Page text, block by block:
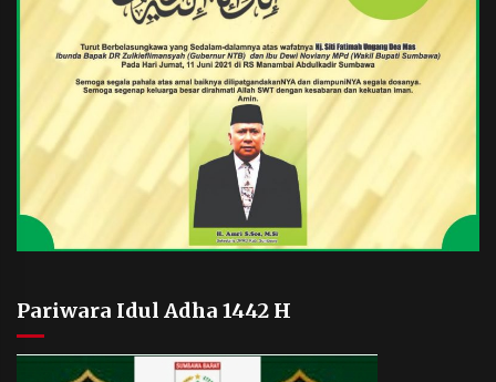
Pariwara Idul Adha 1442 H